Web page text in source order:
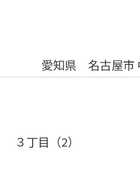
愛知県 名古屋市
３丁目（2）